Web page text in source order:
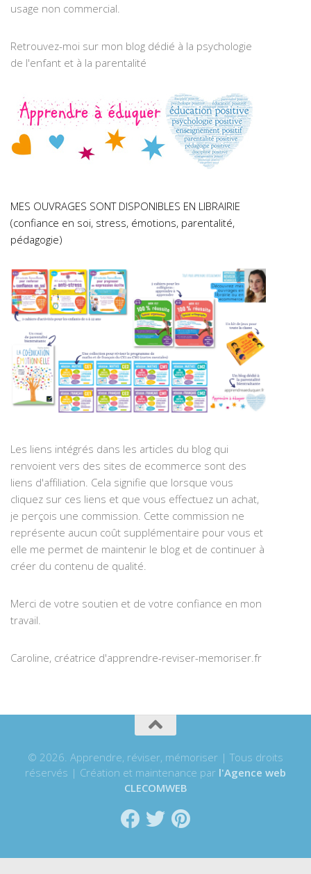
usage non commercial.
Retrouvez-moi sur mon blog dédié à la psychologie
de l'enfant et à la parentalité
MES OUVRAGES SONT DISPONIBLES EN LIBRAIRIE
(confiance en soi, stress, émotions, parentalité,
pédagogie)
Les liens intégrés dans les articles du blog qui
renvoient vers des sites de ecommerce sont des
liens d'affiliation. Cela signifie que lorsque vous
cliquez sur ces liens et que vous effectuez un achat,
je perçois une commission. Cette commission ne
représente aucun coût supplémentaire pour vous et
elle me permet de maintenir le blog et de continuer à
créer du contenu de qualité.
Merci de votre soutien et de votre confiance en mon
travail.
Caroline, créatrice d'apprendre-reviser-memoriser.fr
© 2026. Apprendre, réviser, mémoriser | Tous droits
réservés | Création et maintenance par l'Agence web
CLECOMWEB